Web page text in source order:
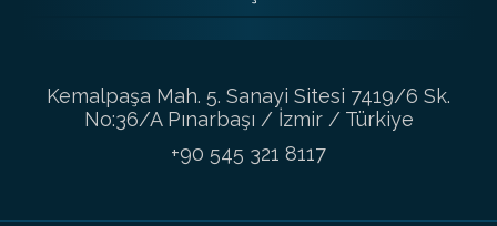
Kemalpaşa Mah. 5. Sanayi Sitesi 7419/6 Sk.
No:36/A Pınarbaşı / İzmir / Türkiye
+90 545 321 8117